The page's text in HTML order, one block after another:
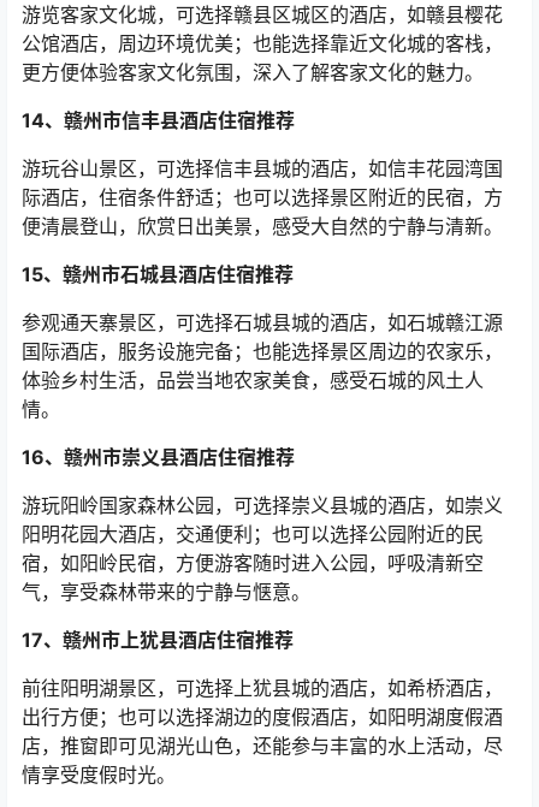
游览客家文化城，可选择赣县区城区的酒店，如赣县樱花
公馆酒店，周边环境优美；也能选择靠近文化城的客栈，
更方便体验客家文化氛围，深入了解客家文化的魅力。
14、赣州市信丰县酒店住宿推荐
游玩谷山景区，可选择信丰县城的酒店，如信丰花园湾国
际酒店，住宿条件舒适；也可以选择景区附近的民宿，方
便清晨登山，欣赏日出美景，感受大自然的宁静与清新。
15、赣州市石城县酒店住宿推荐
参观通天寨景区，可选择石城县城的酒店，如石城赣江源
国际酒店，服务设施完备；也能选择景区周边的农家乐，
体验乡村生活，品尝当地农家美食，感受石城的风土人
情。
16、赣州市崇义县酒店住宿推荐
游玩阳岭国家森林公园，可选择崇义县城的酒店，如崇义
阳明花园大酒店，交通便利；也可以选择公园附近的民
宿，如阳岭民宿，方便游客随时进入公园，呼吸清新空
气，享受森林带来的宁静与惬意。
17、赣州市上犹县酒店住宿推荐
前往阳明湖景区，可选择上犹县城的酒店，如希桥酒店，
出行方便；也可以选择湖边的度假酒店，如阳明湖度假酒
店，推窗即可见湖光山色，还能参与丰富的水上活动，尽
情享受度假时光。